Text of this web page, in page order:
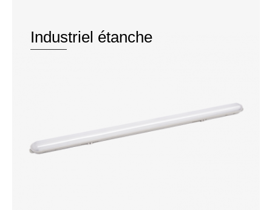
Industriel étanche